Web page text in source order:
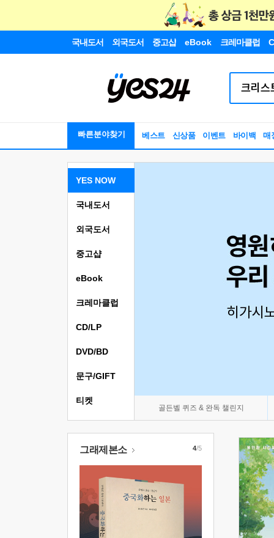
국내도서 외국도서 중고샵 eBook 크레마클럽
빠른분야찾기 베스트 신상품 이벤트 바이백 매
YES NOW
골든벨 퀴즈 & 완독 챌린지
국내도서
외국도서
중고샵
eBook
크레마클럽
CD/LP
DVD/BD
문구/GIFT
티켓
그래제본소 4/5